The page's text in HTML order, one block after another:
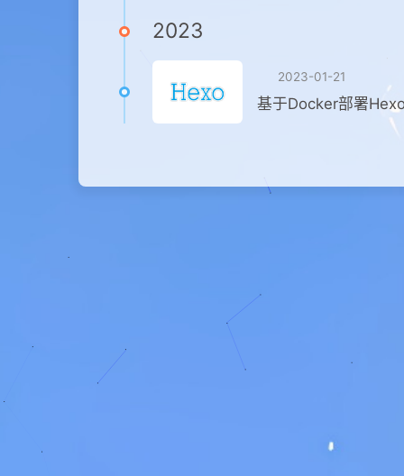
2023
2023-01-21
基于Docker部署